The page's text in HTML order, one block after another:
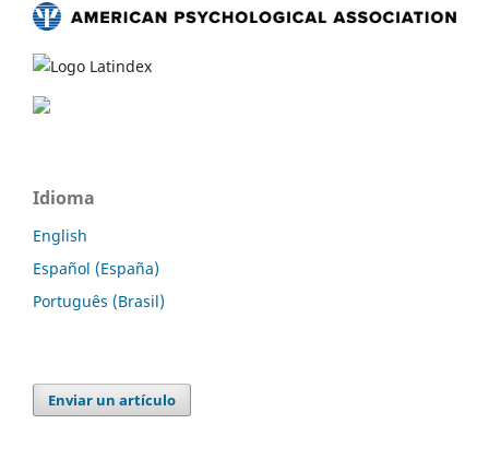
Idioma
English
Español (España)
Português (Brasil)
Enviar un artículo